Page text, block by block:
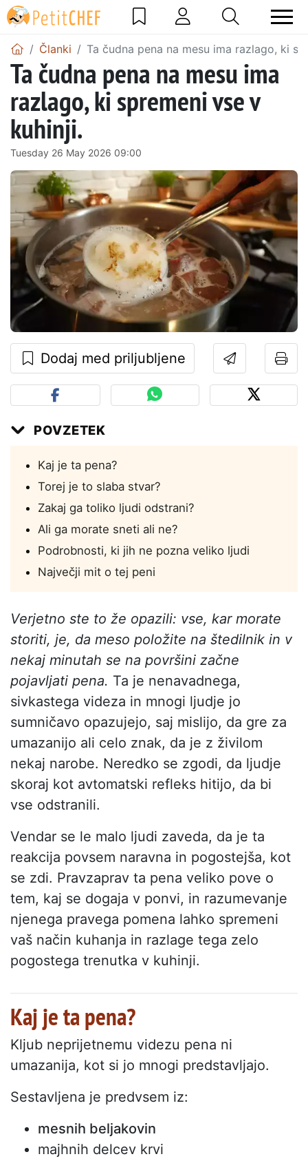
Članki Ta čudna pena na mesu ima razlago, ki
Ta čudna pena na mesu ima
razlago, ki spremeni vse v
kuhinji.
Tuesday 26 May 2026 09:00
Dodaj med priljubljene
POVZETEK
Kaj je ta pena?
Torej je to slaba stvar?
Zakaj ga toliko ljudi odstrani?
Ali ga morate sneti ali ne?
Podrobnosti, ki jih ne pozna veliko ljudi
Največji mit o tej peni
Verjetno ste to že opazili: vse, kar morate
storiti, je, da meso položite na štedilnik in v
nekaj minutah se na površini začne
pojavljati pena. Ta je nenavadnega,
sivkastega videza in mnogi ljudje jo
sumničavo opazujejo, saj mislijo, da gre za
umazanijo ali celo znak, da je z živilom
nekaj narobe. Neredko se zgodi, da ljudje
skoraj kot avtomatski refleks hitijo, da bi
vse odstranili.
Vendar se le malo ljudi zaveda, da je ta
reakcija povsem naravna in pogostejša, kot
se zdi. Pravzaprav ta pena veliko pove o
tem, kaj se dogaja v ponvi, in razumevanje
njenega pravega pomena lahko spremeni
vaš način kuhanja in razlage tega zelo
pogostega trenutka v kuhinji.
Kaj je ta pena?
Kljub neprijetnemu videzu pena ni
umazanija, kot si jo mnogi predstavljajo.
Sestavljena je predvsem iz:
mesnih beljakovin
majhnih delcev krvi